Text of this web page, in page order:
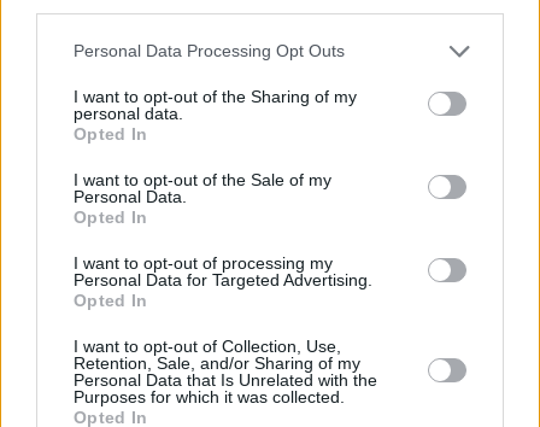
Please note that this website/app uses one or more Google
not limited to your visit or usage behaviour. You may click to
grant or deny consent to Google and its third-party tags to
use your data for below specified purposes in below Google
consent section.
Personal Data Processing Opt Outs
I want to opt-out of the Sharing of my
personal data.
Opted In
I want to opt-out of the Sale of my
Personal Data.
Opted In
I want to opt-out of processing my
Personal Data for Targeted Advertising.
Opted In
I want to opt-out of Collection, Use,
Retention, Sale, and/or Sharing of my
Personal Data that Is Unrelated with the
Purposes for which it was collected.
Opted In
Παραπληροφόρηση: Κλονίζει ανεπανόρθωτα την
24.04.2024, 13:05